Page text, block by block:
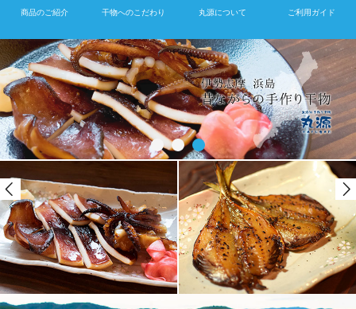
商品のご紹介 干物へのこだわり 丸源について ご利用ガイド